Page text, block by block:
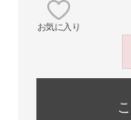
お気に入り